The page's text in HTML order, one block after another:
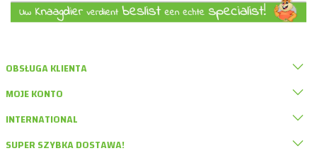
OBSŁUGA KLIENTA
MOJE KONTO
INTERNATIONAL
SUPER SZYBKA DOSTAWA!